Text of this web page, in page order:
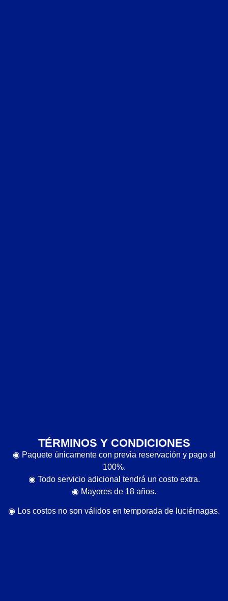
TÉRMINOS Y CONDICIONES
◉ Paquete únicamente con previa reservación y pago al
100%.
◉ Todo servicio adicional tendrá un costo extra.
◉ Mayores de 18 años.
◉ Los costos no son válidos en temporada de luciérnagas.